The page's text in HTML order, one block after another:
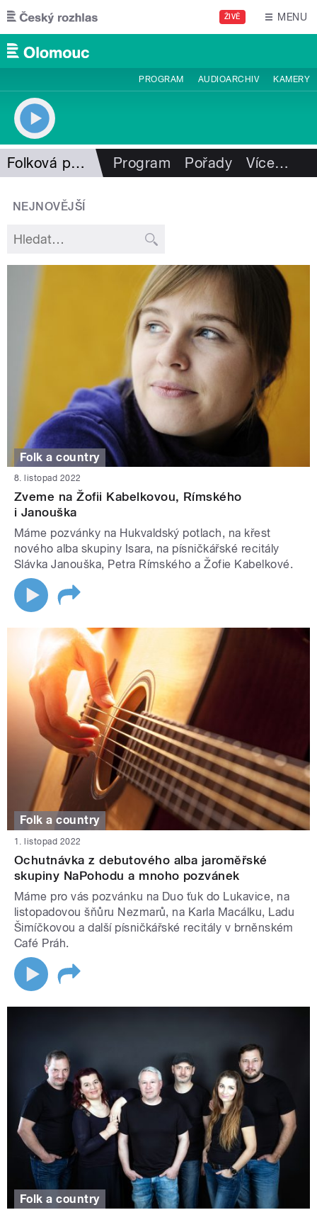
Přejít k hlavnímu obsahu
ŽIVĚ MENU
PROGRAM AUDIOARCHIV KAMERY
Folková pohlazení Program Pořady Více…
NEJNOVĚJŠÍ
Folk a country
8. listopad 2022
Zveme na Žofii Kabelkovou, Rímského
i Janouška
Máme pozvánky na Hukvaldský potlach, na křest
nového alba skupiny Isara, na písničkářské recitály
Slávka Janouška, Petra Rímského a Žofie Kabelkové.
Folk a country
1. listopad 2022
Ochutnávka z debutového alba jaroměřské
skupiny NaPohodu a mnoho pozvánek
Máme pro vás pozvánku na Duo ťuk do Lukavice, na
listopadovou šňůru Nezmarů, na Karla Macálku, Ladu
Šimíčkovou a další písničkářské recitály v brněnském
Café Práh.
Folk a country